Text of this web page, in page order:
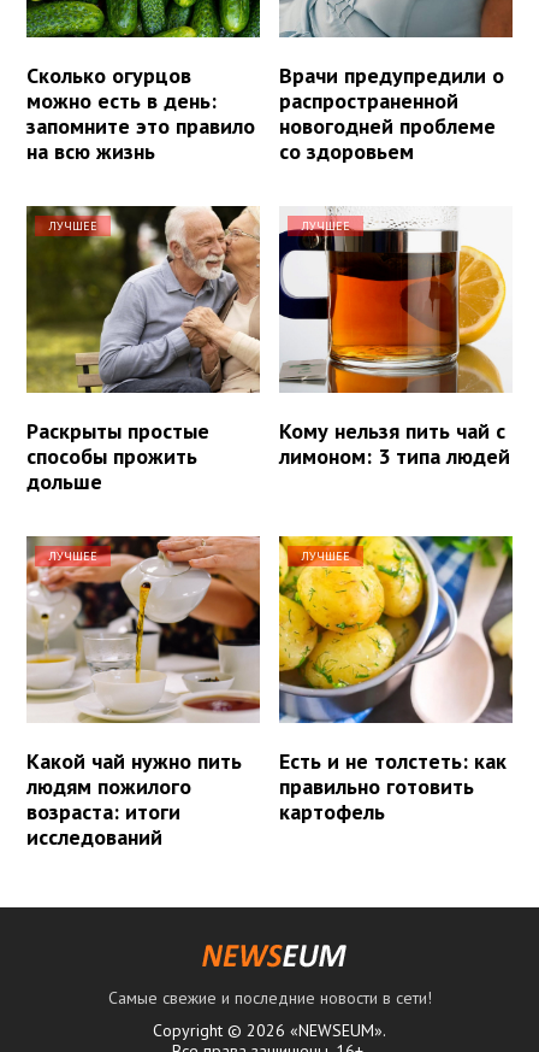
Сколько огурцов
можно есть в день:
запомните это правило
на всю жизнь
Врачи предупредили о
распространенной
новогодней проблеме
со здоровьем
ЛУЧШЕЕ
Раскрыты простые
способы прожить
дольше
ЛУЧШЕЕ
Кому нельзя пить чай с
лимоном: 3 типа людей
ЛУЧШЕЕ
Какой чай нужно пить
людям пожилого
возраста: итоги
исследований
ЛУЧШЕЕ
Есть и не толстеть: как
правильно готовить
картофель
Самые свежие и последние новости в сети!
Copyright © 2026 «NEWSEUM».